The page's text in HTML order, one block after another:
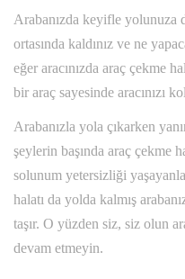
Arabanızda keyifle yolunuza
ortasında kaldınız ve ne
eğer aracınızda araç çekme
bir araç sayesinde aracınızı
Arabanızla yola çıkarken
şeylerin başında araç çekme
solunum yetersizliği
halatı da yolda kalmış
taşır. O yüzden siz, siz olun
devam etmeyin.